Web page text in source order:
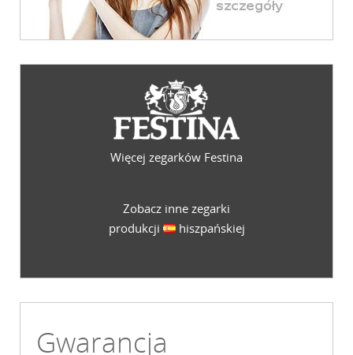
Więcej zegarków Festina
Zobacz inne zegarki
produkcji
hiszpańskiej
Gwarancja